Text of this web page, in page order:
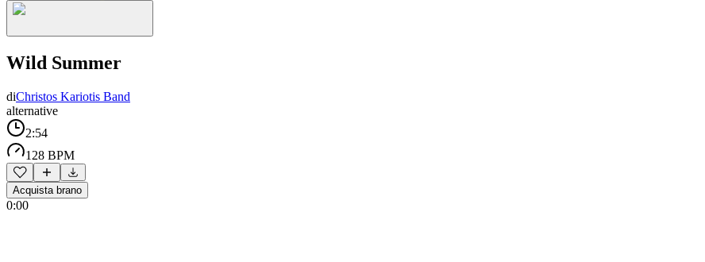
Wild Summer
diChristos Kariotis Band
alternative
2:54
128 BPM
Acquista brano
0:00